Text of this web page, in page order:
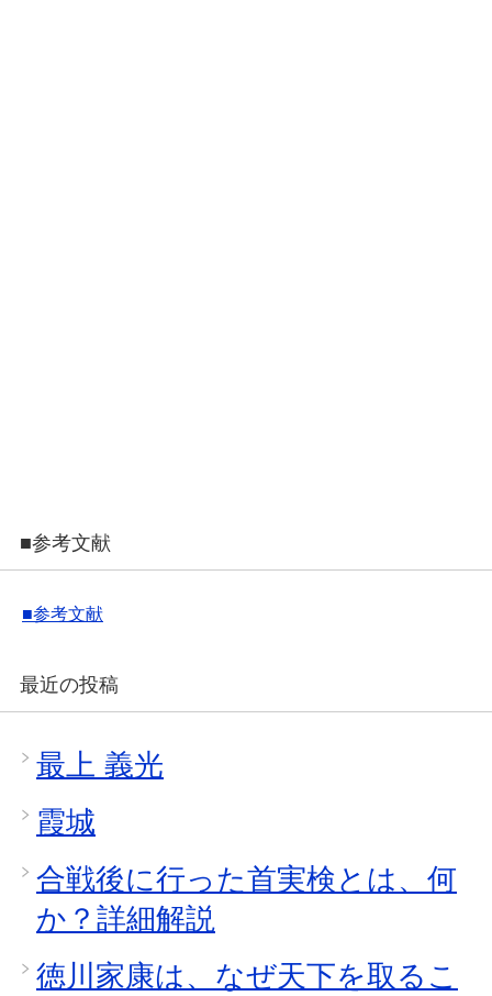
■参考文献
■参考文献
最近の投稿
最上 義光
霞城
合戦後に行った首実検とは、何
か？詳細解説
徳川家康は、なぜ天下を取るこ